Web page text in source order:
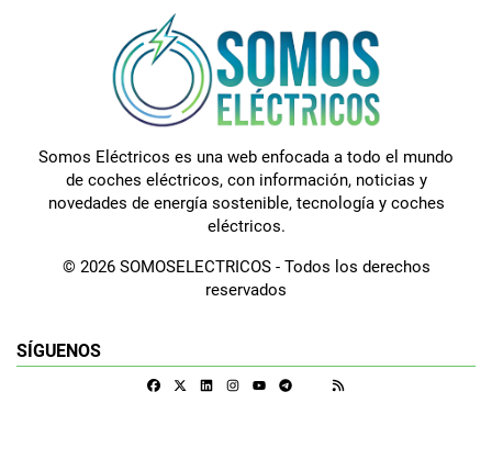
Somos Eléctricos es una web enfocada a todo el mundo
de coches eléctricos, con información, noticias y
novedades de energía sostenible, tecnología y coches
eléctricos.
© 2026 SOMOSELECTRICOS - Todos los derechos
reservados
SÍGUENOS
FacebookLinkedinInstagramTelegram
Google Discover